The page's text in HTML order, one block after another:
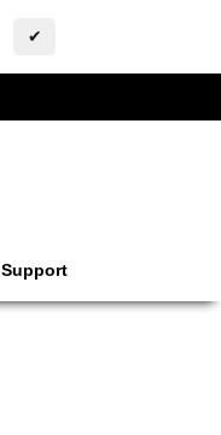
✔
Support